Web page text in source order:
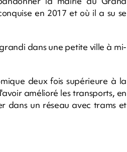
en 2017 et où il a su se
dans une petite ville à mi-
deux fois supérieure à la
amélioré les transports, en
dans un réseau avec trams et